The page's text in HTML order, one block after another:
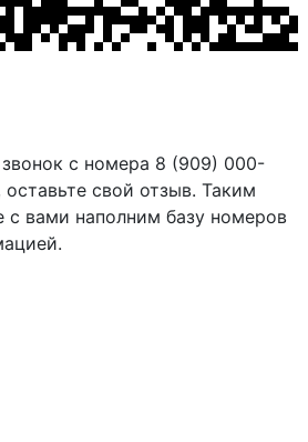
с номера 8 (909) 000-
свой отзыв. Таким
вами наполним базу номеров